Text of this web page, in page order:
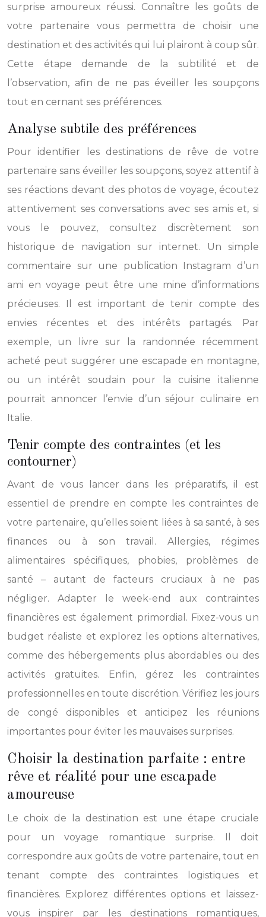
surprise amoureux réussi. Connaître les goûts de
votre partenaire vous permettra de choisir une
destination et des activités qui lui plairont à coup sûr.
Cette étape demande de la subtilité et de
l’observation, afin de ne pas éveiller les soupçons
tout en cernant ses préférences.
Analyse subtile des préférences
Pour identifier les destinations de rêve de votre
partenaire sans éveiller les soupçons, soyez attentif à
ses réactions devant des photos de voyage, écoutez
attentivement ses conversations avec ses amis et, si
vous le pouvez, consultez discrètement son
historique de navigation sur internet. Un simple
commentaire sur une publication Instagram d’un
ami en voyage peut être une mine d’informations
précieuses. Il est important de tenir compte des
envies récentes et des intérêts partagés. Par
exemple, un livre sur la randonnée récemment
acheté peut suggérer une escapade en montagne,
ou un intérêt soudain pour la cuisine italienne
pourrait annoncer l’envie d’un séjour culinaire en
Italie.
Tenir compte des contraintes (et les
contourner)
Avant de vous lancer dans les préparatifs, il est
essentiel de prendre en compte les contraintes de
votre partenaire, qu’elles soient liées à sa santé, à ses
finances ou à son travail. Allergies, régimes
alimentaires spécifiques, phobies, problèmes de
santé – autant de facteurs cruciaux à ne pas
négliger. Adapter le week-end aux contraintes
financières est également primordial. Fixez-vous un
budget réaliste et explorez les options alternatives,
comme des hébergements plus abordables ou des
activités gratuites. Enfin, gérez les contraintes
professionnelles en toute discrétion. Vérifiez les jours
de congé disponibles et anticipez les réunions
importantes pour éviter les mauvaises surprises.
Choisir la destination parfaite : entre
rêve et réalité pour une escapade
amoureuse
Le choix de la destination est une étape cruciale
pour un voyage romantique surprise. Il doit
correspondre aux goûts de votre partenaire, tout en
tenant compte des contraintes logistiques et
financières. Explorez différentes options et laissez-
vous inspirer par les destinations romantiques,